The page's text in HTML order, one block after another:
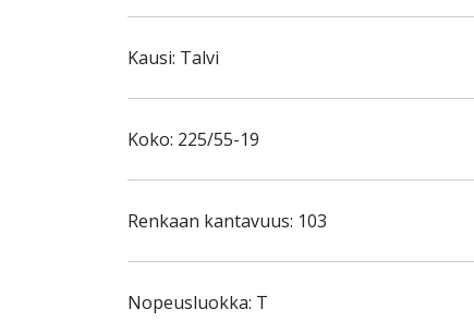
Kausi: Talvi
Koko: 225/55-19
Renkaan kantavuus: 103
Nopeusluokka: T